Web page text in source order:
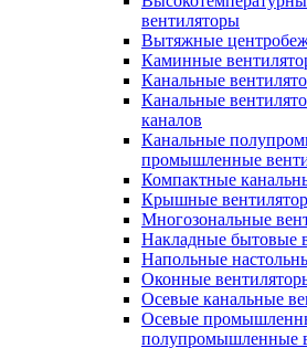
вентиляторы
Вытяжные
Каминные
Канальные
Канальные
каналов
Канальные
промышленные
Компактные
Крышные
Многозональные
Накладные бытовые
Напольные
Оконные
Осевые канальные
Осевые
полупромышленные